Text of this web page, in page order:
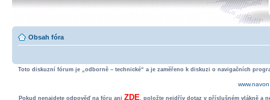
Obsah fóra
Toto diskuzní fórum je „odborně – technické“ a je zaměřeno k diskuzi o navigačních
Pokud nenajdete odpověď na fóru ani ZDE, položte nejdřív dotaz v příslušném vlákně a